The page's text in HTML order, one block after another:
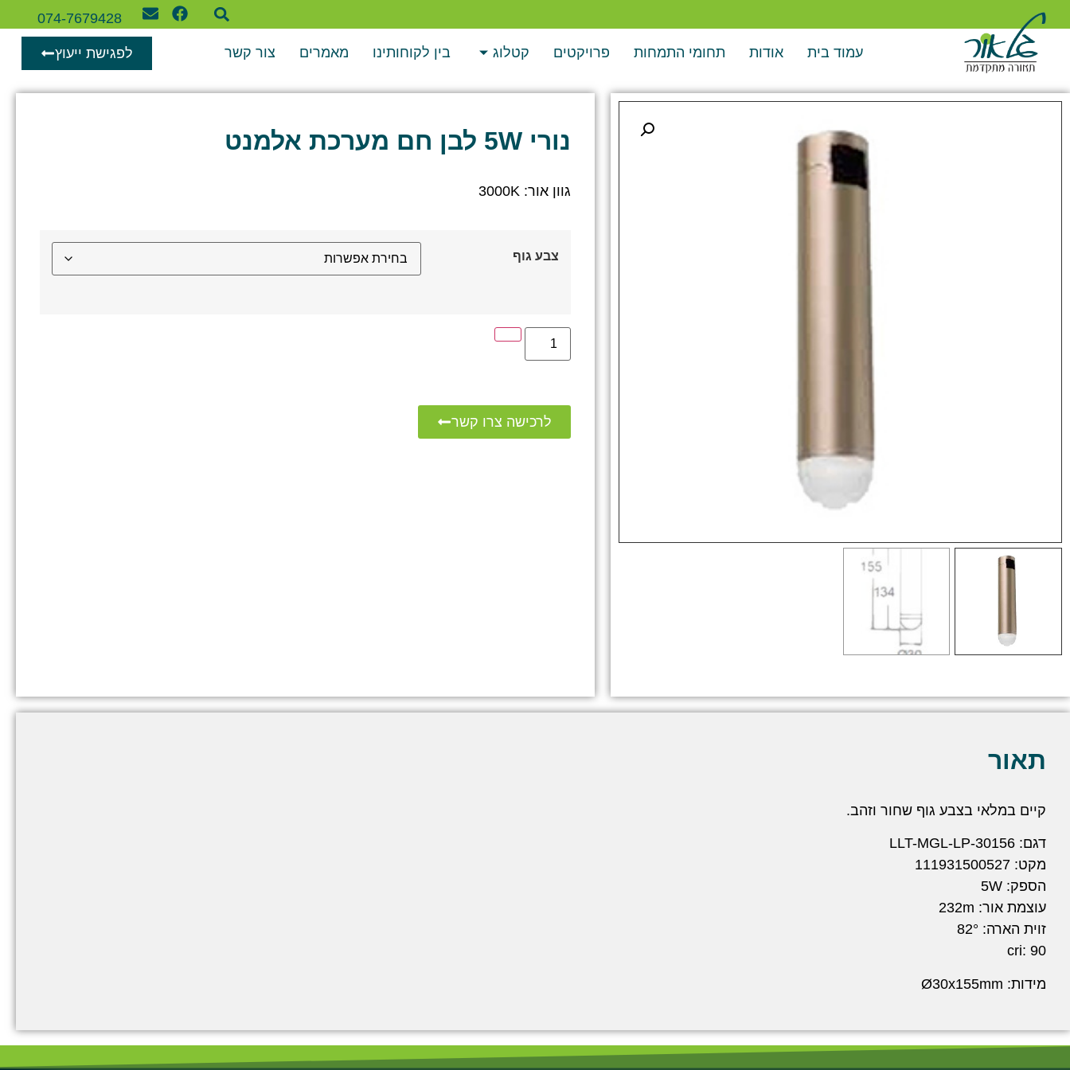
074-7679428
עמוד בית אודות תחומי התמחות פרויקטים קטלוג בין לקוחותינו מאמרים צור קשר לפגישת ייעוץ
נורי 5W לבן חם מערכת אלמנט
גוון אור: 3000K
צבע גוף
לרכישה צרו קשר
תאור
קיים במלאי בצבע גוף שחור וזהב.
דגם: LLT-MGL-LP-30156
מקט: 111931500527
הספק: 5W
עוצמת אור: 232m
זוית הארה: 82°
cri: 90
מידות: Ø30x155mm